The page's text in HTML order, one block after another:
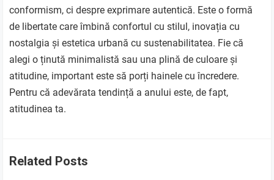
conformism, ci despre exprimare autentică. Este o formă
de libertate care îmbină confortul cu stilul, inovația cu
nostalgia și estetica urbană cu sustenabilitatea. Fie că
alegi o ținută minimalistă sau una plină de culoare și
atitudine, important este să porți hainele cu încredere.
Pentru că adevărata tendință a anului este, de fapt,
atitudinea ta.
Related Posts